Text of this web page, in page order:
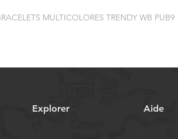
MULTICOLORES TRENDY WB PUB9
Explorer Aide